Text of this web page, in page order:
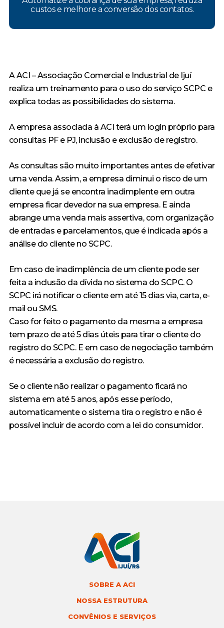
custos e melhore a conversão dos contatos.
A ACI – Associação Comercial e Industrial de Ijuí
realiza um treinamento para o uso do serviço SCPC e
explica todas as possibilidades do sistema.
A empresa associada à ACI terá um login próprio para
consultas PF e PJ, inclusão e exclusão de registro.
As consultas são muito importantes antes de efetivar
uma venda. Assim, a empresa diminui o risco de um
cliente que já se encontra inadimplente em outra
empresa ficar devedor na sua empresa. E ainda
abrange uma venda mais assertiva, com organização
de entradas e parcelamentos, que é indicada após a
análise do cliente no SCPC.
Em caso de inadimplência de um cliente pode ser
feita a inclusão da dívida no sistema do SCPC. O
SCPC irá notificar o cliente em até 15 dias via, carta, e-
mail ou SMS.
Caso for feito o pagamento da mesma a empresa
tem prazo de até 5 dias úteis para tirar o cliente do
registro do SCPC. E em caso de negociação também
é necessária a exclusão do registro.
Se o cliente não realizar o pagamento ficará no
sistema em até 5 anos, após esse período,
automaticamente o sistema tira o registro e não é
possível incluir de acordo com a lei do consumidor.
SOBRE A ACI
NOSSA ESTRUTURA
CONVÊNIOS E SERVIÇOS